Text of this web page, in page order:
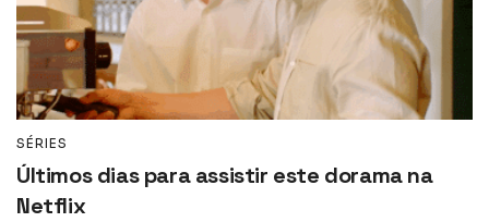
SÉRIES
Últimos dias para assistir este dorama na
Netflix